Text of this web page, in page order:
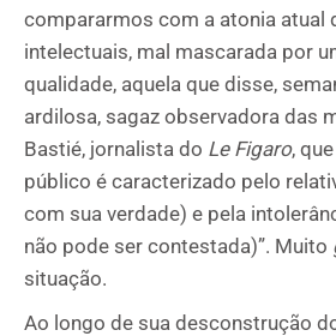
compararmos com a atonia atual
intelectuais, mal mascarada por
qualidade, aquela que disse,
ardilosa, sagaz observadora das
Bastié, jornalista do Le Figaro,
público é caracterizado pelo
com sua verdade) e pela
não pode ser contestada)”. Muito
situação.
Ao longo de sua desconstrução